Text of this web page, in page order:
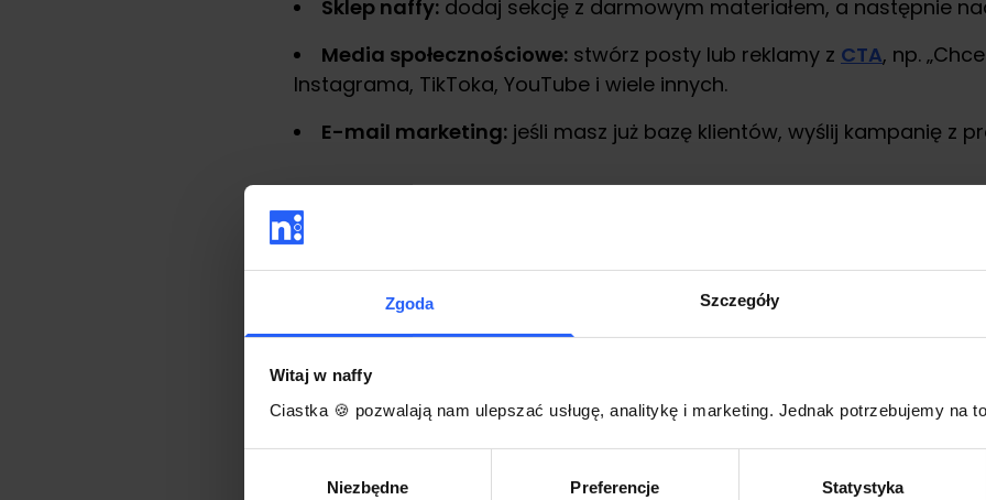
Zgoda Szczegóły
Witaj w naffy
Ciastka 🍪 pozwalają nam ulepszać usługę, analitykę i marketing. Jednak potrzebujemy na
Niezbędne Preferencje Statystyka
Sklep naffy: dodaj sekcję z darmowym materiałem, a następnie
Media społecznościowe: stwórz posty lub reklamy z CTA, np.
Instagrama, TikToka, YouTube i wiele innych.
E-mail marketing: jeśli masz już bazę klientów, wyślij kampanię z
Pamiętaj, aby promować swój lead magnet w social mediach np. na:
Instagram (Reels/Stories):opowiedz o wartości swojego lead
Grupy tematyczne:w social mediach, np. na Facebooku, dołącz
TikTok:
stwórz krótkie filmiki z poradami na temat sprzedaży,